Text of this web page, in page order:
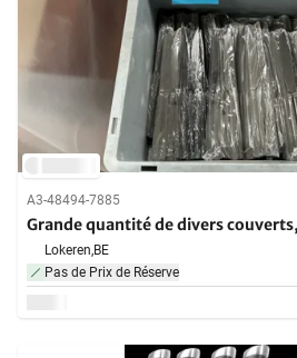
A3-48494-7885
Grande quantité de divers
Lokeren,BE
Pas de Prix de Réserve